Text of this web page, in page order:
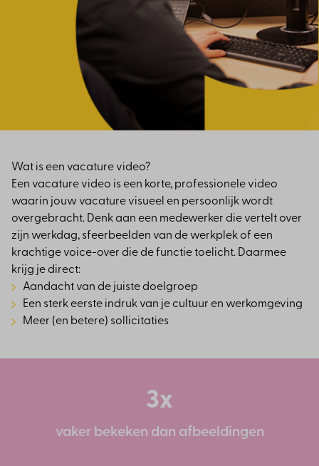
Wat is een vacature video?
Een vacature video is een korte, professionele video
waarin jouw vacature visueel en persoonlijk wordt
overgebracht. Denk aan een medewerker die vertelt over
zijn werkdag, sfeerbeelden van de werkplek of een
krachtige voice-over die de functie toelicht. Daarmee
krijg je direct:
Aandacht van de juiste doelgroep
Een sterk eerste indruk van je cultuur en werkomgeving
Meer (en betere) sollicitaties
3x
vaker bekeken dan afbeeldingen